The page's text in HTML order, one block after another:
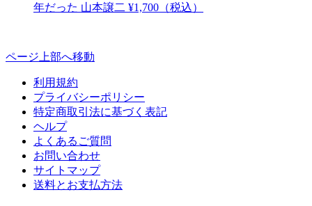
年だった 山本譲二 ¥1,700（税込）
ページ上部へ移動
利用規約
プライバシーポリシー
特定商取引法に基づく表記
ヘルプ
よくあるご質問
お問い合わせ
サイトマップ
送料とお支払方法